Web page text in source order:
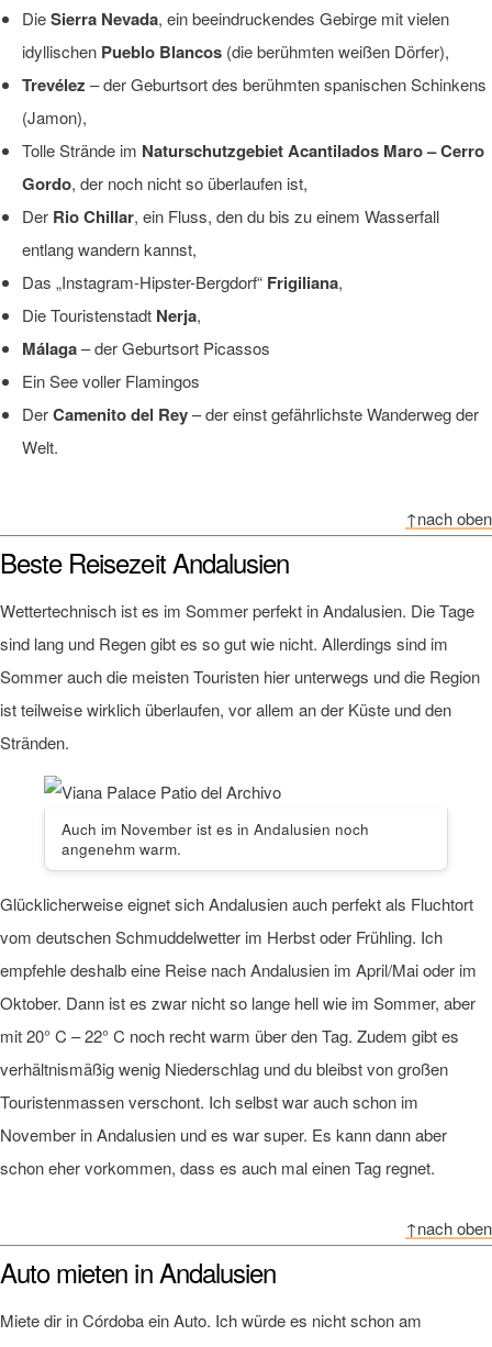
DieSierra Nevada, ein beeindruckendes Gebirge mit vielen
idyllischen Pueblo Blancos (die berühmten weißen Dörfer),
Trevélez – der Geburtsort des berühmten spanischen Schinkens
(Jamon),
Tolle Strände im Naturschutzgebiet Acantilados Maro – Cerro
Gordo, der noch nicht so überlaufen ist,
Der Rio Chillar, ein Fluss, den du bis zu einem Wasserfall
entlang wandern kannst,
Das „Instagram-Hipster-Bergdorf“ Frigiliana,
Die Touristenstadt Nerja,
Málaga– der Geburtsort Picassos
Ein See voller Flamingos
DerCamenito del Rey– der einst gefährlichste Wanderweg der
Welt.
↑nach oben
Beste Reisezeit Andalusien
Wettertechnisch ist es im Sommer perfekt in Andalusien. Die Tage
sind lang und Regen gibt es so gut wie nicht. Allerdings sind im
Sommer auch die meisten Touristen hier unterwegs und die Region
ist teilweise wirklich überlaufen, vor allem an der Küste und den
Stränden.
Auch im November ist es in Andalusien noch
angenehm warm.
Glücklicherweise eignet sich Andalusien auch perfekt als Fluchtort
vom deutschen Schmuddelwetter im Herbst oder Frühling. Ich
empfehle deshalb eine Reise nach Andalusien im April/Mai oder im
Oktober. Dann ist es zwar nicht so lange hell wie im Sommer, aber
mit 20° C – 22° C noch recht warm über den Tag. Zudem gibt es
verhältnismäßig wenig Niederschlag und du bleibst von großen
Touristenmassen verschont. Ich selbst war auch schon im
November in Andalusien und es war super. Es kann dann aber
schon eher vorkommen, dass es auch mal einen Tag regnet.
↑nach oben
Auto mieten in Andalusien
Miete dir in Córdoba ein Auto. Ich würde es nicht schon am